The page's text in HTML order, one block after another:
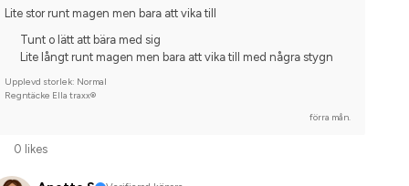
Lite stor runt magen men bara att vika till
Tunt o lätt att bära med sig
Lite långt runt magen men bara att vika till med några stygn
Upplevd storlek: Normal
Regntäcke Ella traxx®
förra mån.
0 likes